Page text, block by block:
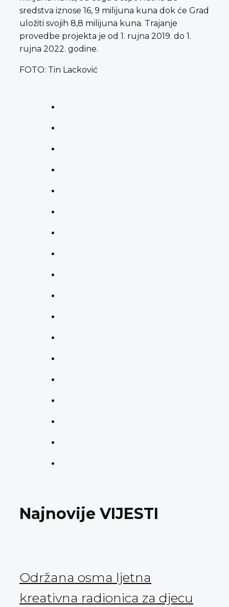
sredstva iznose 16, 9 milijuna kuna dok će Grad
uložiti svojih 8,8 milijuna kuna. Trajanje
provedbe projekta je od 1. rujna 2019. do 1.
rujna 2022. godine.
FOTO: Tin Lacković
Najnovije VIJESTI
Održana osma ljetna
kreativna radionica za djecu